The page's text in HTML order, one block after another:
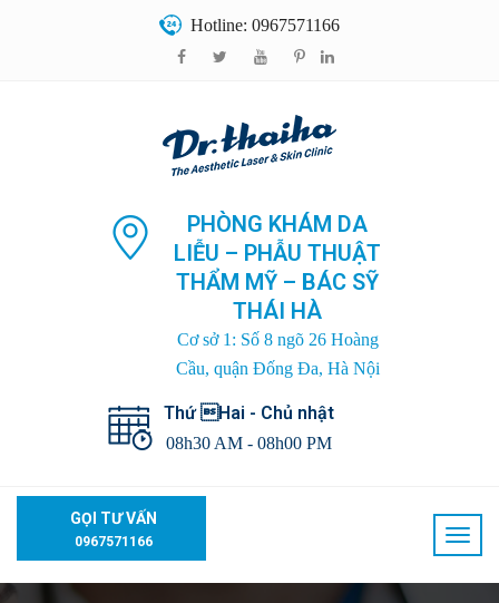
Hotline: 0967571166
PHÒNG KHÁM DA
LIỄU – PHẪU THUẬT
THẨM MỸ – BÁC SỸ
THÁI HÀ
Cơ sở 1: Số 8 ngõ 26 Hoàng
Cầu, quận Đống Đa, Hà Nội
Thứ Hai - Chủ nhật
08h30 AM - 08h00 PM
GỌI TƯ VẤN
0967571166